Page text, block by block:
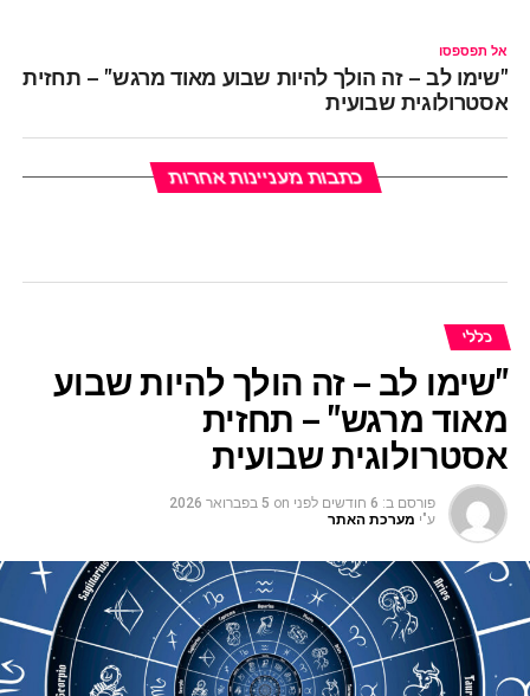
אל תפספסו
"שימו לב – זה הולך להיות שבוע מאוד מרגש" – תחזית
אסטרולוגית שבועית
כתבות מעניינות אחרות
כללי
"שימו לב – זה הולך להיות שבוע
מאוד מרגש" – תחזית
אסטרולוגית שבועית
פורסם ב: 6 חודשים לפני on 5 בפברואר 2026
ע"י מערכת האתר